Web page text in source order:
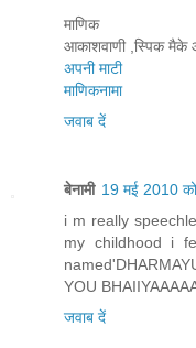
माणिक
आकाशवाणी ,स्पिक मैके
अपनी माटी
माणिकनामा
जवाब दें
बेनामी 19 मई 2010
i m really
my childhood i
YOU
जवाब दें